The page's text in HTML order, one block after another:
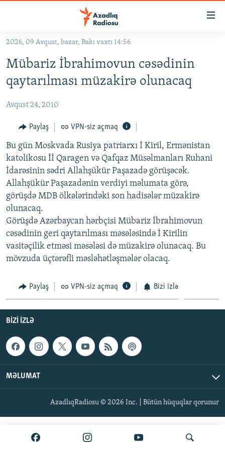
Əsas
qayıt
Əsas
naviqasiyaya
qayıt
KORRUPSIOMETR
#ƏSLINDƏ
FƏRQƏ BAX
QANUNI DOĞRU
ARAŞDIRMA
MULTIMEDIA
VIDEO
FOTOQALEREYA
İNFOQRAFIKA
KARIKATURA
RADIO ARXIV
OXU ZALI
AZƏRBAYCAN ƏDƏBIYYATI KITABXANASI
İSLAM VƏ DEMOKRATIYA
HAQQIMIZDA
MISSIYAMIZ
PEŞƏ ETIKASI VƏ JURNALISTIKA STANDARTLARIMIZ
AZADLIQRADIOSU MOBIL TELEFONUNUZDA
XƏBƏR BÜLLETENLƏRIMIZ
BIZI IZLƏ
RFE/RL-in bütün saytları
2026, 09 Avqust, bazar, Bakı vaxtı 14:56
Mübariz İbrahimovun cəsədinin
qaytarılması müzakirə olunacaq
Avqust 24, 2010
Paylaş VPN-siz açmaq
Bu gün Moskvada Rusiya patriarxı İ Kiril, Ermənistan
katolikosu İİ Qaragen və Qafqaz Müsəlmanları Ruhani
İdarəsinin sədri Allahşükür Paşazadə görüşəcək.
Allahşükür Paşazadənin verdiyi məlumata görə,
görüşdə MDB ölkələrindəki son hadisələr müzakirə
olunacaq.
Görüşdə Azərbaycan hərbçisi Mübariz İbrahimovun
cəsədinin geri qaytarılması məsələsində İ Kirilin
vasitəçilik etməsi məsələsi də müzakirə olunacaq. Bu
mövzuda üçtərəfli məsləhətləşmələr olacaq.
Paylaş VPN-siz açmaq Bizi izlə
BIZI IZLƏ
MƏLUMAT
AzadlıqRadiosu © 2026 Inc. | Bütün hüquqlar qorunur